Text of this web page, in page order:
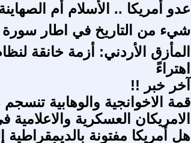
عدو أمريكا .. الأسلام أم
شيء من التاريخ في اطار سورة
المأزق الأردني: أزمة خانقة
اهتراءً
آخر خبر !!
قمة الاخوانجية والوهابية
الامريكان العسكرية والاعلامية
هل أمريكا مفتونة بالديمقراطية